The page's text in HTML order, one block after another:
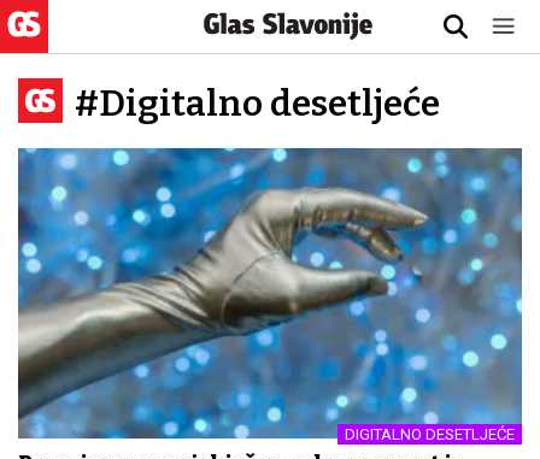
#Digitalno desetljeće
DIGITALNO DESETLJEĆE